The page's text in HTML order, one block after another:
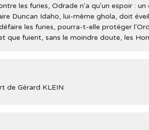
les furies, Odrade n'a qu'un espoir :
Duncan Idaho, lui-même ghola, doit
les furies, pourra-t-elle protéger
que fuient, sans le moindre doute, les
de Gérard KLEIN